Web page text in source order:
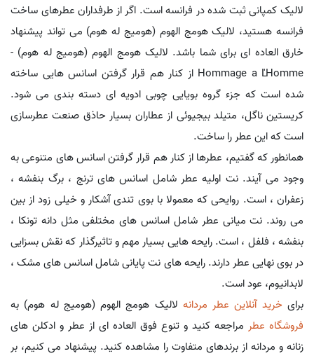
لالیک کمپانی ثبت شده در فرانسه است. اگر از طرفداران عطرهای ساخت
فرانسه هستید، لالیک هومج الهوم (هومیج له هوم) می تواند پیشنهاد
خارق العاده ای برای شما باشد. لالیک هومج الهوم (هومیج له هوم) -
Hommage a L'Homme از کنار هم قرار گرفتن اسانس هایی ساخته
شده است که جزء گروه بویایی چوبی ادویه ای دسته بندی می شود.
کریستین ناگل، متیلد بیجیوئی از عطاران بسیار حاذق صنعت عطرسازی
است که این عطر را ساخت.
همانطور که گفتیم، عطرها از کنار هم قرار گرفتن اسانس های متنوعی به
وجود می آیند. نت اولیه عطر شامل اسانس های ترنج ، برگ بنفشه ،
زعفران ، است. روایحی که معمولا با بوی تندی آشکار و خیلی زود از بین
می روند. نت میانی عطر شامل اسانس های مختلفی مثل دانه تونکا ،
بنفشه ، فلفل ، است. رایحه هایی بسیار مهم و تاثیرگذار که نقش بسزایی
در بوی نهایی عطر دارند. رایحه های نت پایانی شامل اسانس های مشک ،
لابدانیوم، عود است.
برایخرید آنلاین عطر مردانه لالیک هومج الهوم (هومیج له هوم) به
فروشگاه عطر مراجعه کنید و تنوع فوق العاده ای از عطر و ادکلن های
زنانه و مردانه از برندهای متفاوت را مشاهده کنید. پیشنهاد می کنیم، بر